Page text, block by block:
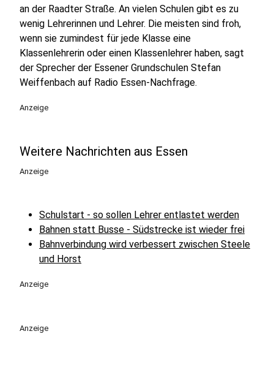
an der Raadter Straße. An vielen Schulen gibt es zu
wenig Lehrerinnen und Lehrer. Die meisten sind froh,
wenn sie zumindest für jede Klasse eine
Klassenlehrerin oder einen Klassenlehrer haben, sagt
der Sprecher der Essener Grundschulen Stefan
Weiffenbach auf Radio Essen-Nachfrage.
Anzeige
Weitere Nachrichten aus Essen
Anzeige
Schulstart - so sollen Lehrer entlastet werden
Bahnen statt Busse - Südstrecke ist wieder frei
Bahnverbindung wird verbessert zwischen Steele
und Horst
Anzeige
Anzeige